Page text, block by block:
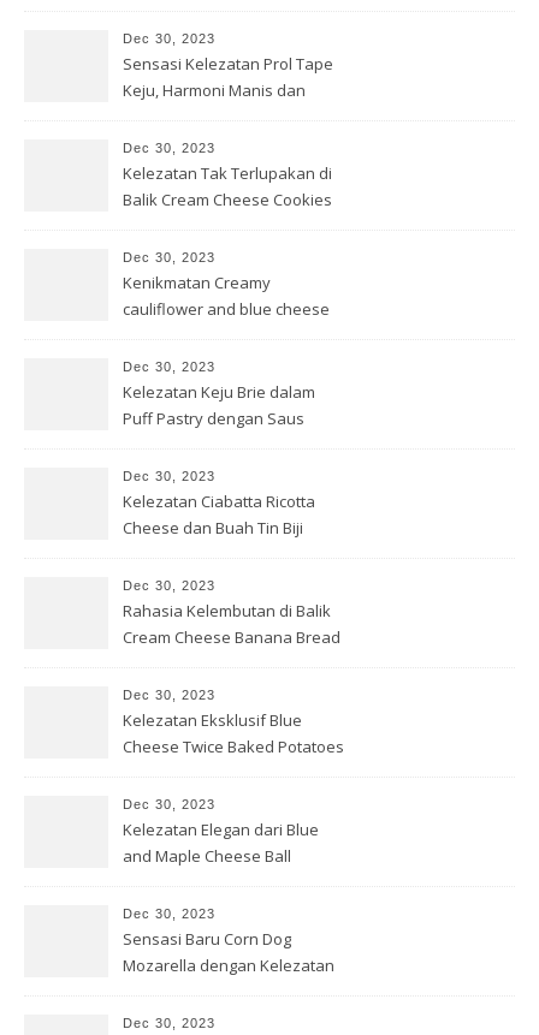
Dec 30, 2023
Sensasi Kelezatan Prol Tape
Keju, Harmoni Manis dan
Dec 30, 2023
Kelezatan Tak Terlupakan di
Balik Cream Cheese Cookies
Dec 30, 2023
Kenikmatan Creamy
cauliflower and blue cheese
Dec 30, 2023
Kelezatan Keju Brie dalam
Puff Pastry dengan Saus
Dec 30, 2023
Kelezatan Ciabatta Ricotta
Cheese dan Buah Tin Biji
Dec 30, 2023
Rahasia Kelembutan di Balik
Cream Cheese Banana Bread
Dec 30, 2023
Kelezatan Eksklusif Blue
Cheese Twice Baked Potatoes
Dec 30, 2023
Kelezatan Elegan dari Blue
and Maple Cheese Ball
Dec 30, 2023
Sensasi Baru Corn Dog
Mozarella dengan Kelezatan
Dec 30, 2023